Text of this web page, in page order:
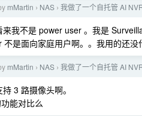
mMartin › NAS › 我做了一个自托管 AI
来我不是 power user 。我是
不是面向家庭用户啊。。我用的还没
mMartin › NAS › 我做了一个自托管 AI
3 路摄像头啊。
能对比么